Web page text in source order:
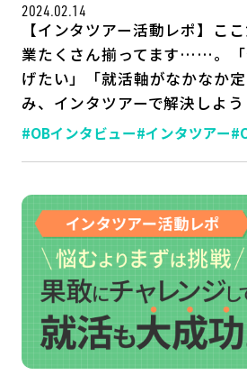
2024.02.14
【インタツアー活動レポ】こ
業たくさん揃ってます……。「
げたい」「就活軸がなかなか
み、インタツアーで解決しよう
#OBインタビュー#インタツアー